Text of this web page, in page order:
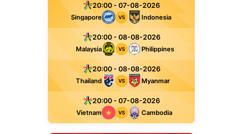
20:00 - 07-08-2026
Singapore VS Indonesia
20:00 - 08-08-2026
Malaysia VS Philippines
20:00 - 08-08-2026
Thailand VS Myanmar
20:00 - 07-08-2026
Vietnam VS Cambodia